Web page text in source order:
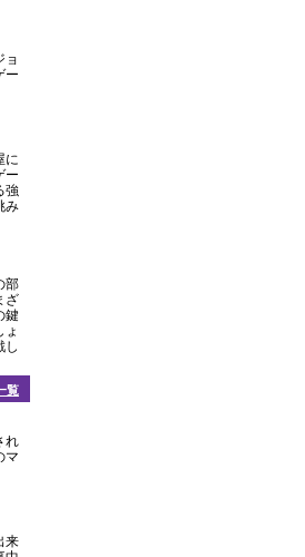
ョ
ー
に
ー
強
み
部
ざ
鍵
ょ
し
覧
れ
マ
来